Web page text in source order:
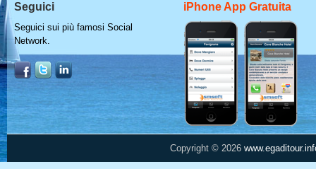
Seguici
Seguici sui più famosi Social
Network.
iPhone App Gratuita
Copyright © 2026